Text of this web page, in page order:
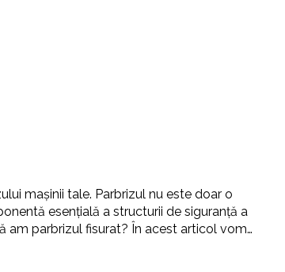
mașinii tale. Parbrizul nu este doar o
esențială a structurii de siguranță a
am parbrizul fisurat? În acest articol vom…